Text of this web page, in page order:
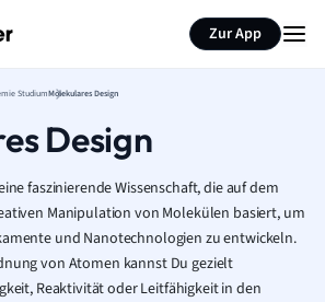
Zur App
StudiumMolekulares Design
Design
faszinierende Wissenschaft, die auf dem
Manipulation von Molekülen basiert, um
und Nanotechnologien zu entwickeln.
von Atomen kannst Du gezielt
Reaktivität oder Leitfähigkeit in den